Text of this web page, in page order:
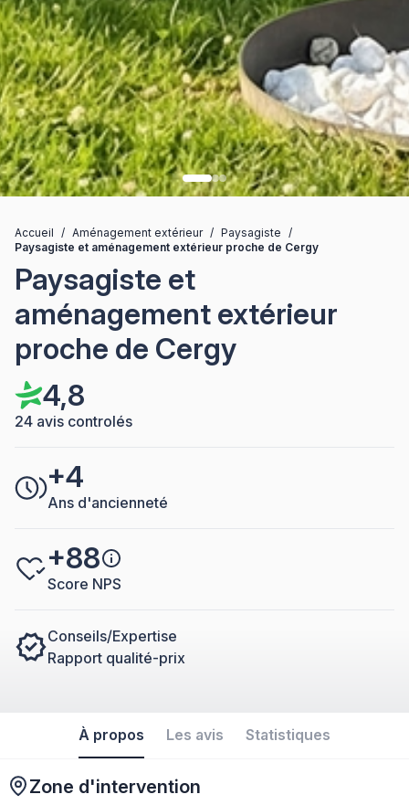
Accueil / Aménagement extérieur / Paysagiste
/
Paysagiste et aménagement extérieur proche de Cergy
Paysagiste et
aménagement extérieur
proche de Cergy
4,8
24 avis controlés
+4
Ans d'ancienneté
+88
Score NPS
Conseils/Expertise
Rapport qualité-prix
À propos Les avis Statistiques
Zone d'intervention